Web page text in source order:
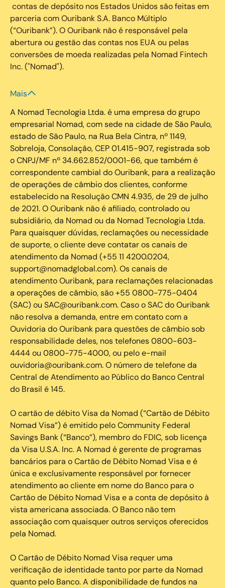
contas de depósito nos Estados Unidos são feitas em
parceria com Ouribank S.A. Banco Múltiplo
(“Ouribank”). O Ouribank não é responsável pela
abertura ou gestão das contas nos EUA ou pelas
conversões de moeda realizadas pela Nomad Fintech
Inc. ("Nomad").
Mais
A Nomad Tecnologia Ltda. é uma empresa do grupo
empresarial Nomad, com sede na cidade de São Paulo,
estado de São Paulo, na Rua Bela Cintra, nº 1149,
Sobreloja, Consolação, CEP 01.415-907, registrada sob
o CNPJ/MF nº 34.662.852/0001-66, que também é
correspondente cambial do Ouribank, para a realização
de operações de câmbio dos clientes, conforme
estabelecido na Resolução CMN 4.935, de 29 de julho
de 2021. O Ouribank não é afiliado, controlado ou
subsidiário, da Nomad ou da Nomad Tecnologia Ltda.
Para quaisquer dúvidas, reclamações ou necessidade
de suporte, o cliente deve contatar os canais de
atendimento da Nomad (+55 11 4200.0204,
support@nomadglobal.com). Os canais de
atendimento Ouribank, para reclamações relacionadas
a operações de câmbio, são +55 0800-775-0404
(SAC) ou SAC@ouribank.com. Caso o SAC do Ouribank
não resolva a demanda, entre em contato com a
Ouvidoria do Ouribank para questões de câmbio sob
responsabilidade deles, nos telefones 0800-603-
4444 ou 0800-775-4000, ou pelo e-mail
ouvidoria@ouribank.com. O número de telefone da
Central de Atendimento ao Público do Banco Central
do Brasil é 145.
O cartão de débito Visa da Nomad (“Cartão de Débito
Nomad Visa”) é emitido pelo Community Federal
Savings Bank (“Banco”), membro do FDIC, sob licença
da Visa U.S.A. Inc. A Nomad é gerente de programas
bancários para o Cartão de Débito Nomad Visa e é
única e exclusivamente responsável por fornecer
atendimento ao cliente em nome do Banco para o
Cartão de Débito Nomad Visa e a conta de depósito à
vista americana associada. O Banco não tem
associação com quaisquer outros serviços oferecidos
pela Nomad.
O Cartão de Débito Nomad Visa requer uma
verificação de identidade tanto por parte da Nomad
quanto pelo Banco. A disponibilidade de fundos na